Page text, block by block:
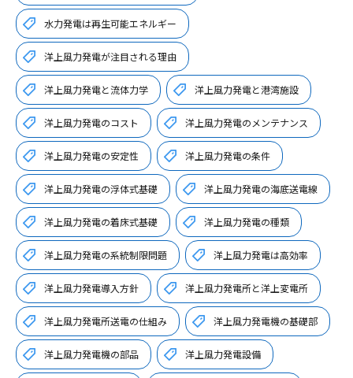
水力発電は再生可能エネルギー
洋上風力発電が注目される理由
洋上風力発電と流体力学 洋上風力発電と港湾施設
洋上風力発電のコスト 洋上風力発電のメンテナンス
洋上風力発電の安定性 洋上風力発電の条件
洋上風力発電の浮体式基礎 洋上風力発電の海底送電線
洋上風力発電の着床式基礎 洋上風力発電の種類
洋上風力発電の系統制限問題 洋上風力発電は高効率
洋上風力発電導入方針 洋上風力発電所と洋上変電所
洋上風力発電所送電の仕組み 洋上風力発電機の基礎部
洋上風力発電機の部品 洋上風力発電設備